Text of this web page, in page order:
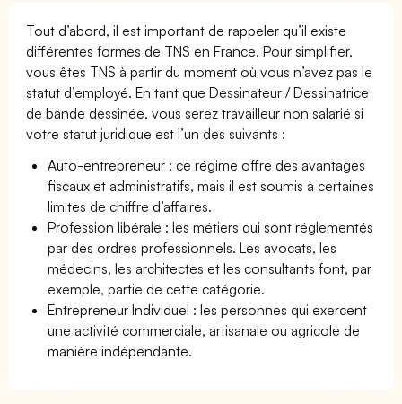
Tout d’abord, il est important de rappeler qu’il existe
différentes formes de TNS en France. Pour simplifier,
vous êtes TNS à partir du moment où vous n’avez pas le
statut d’employé. En tant que Dessinateur / Dessinatrice
de bande dessinée, vous serez travailleur non salarié si
votre statut juridique est l’un des suivants :
Auto-entrepreneur : ce régime offre des avantages
fiscaux et administratifs, mais il est soumis à certaines
limites de chiffre d’affaires.
Profession libérale : les métiers qui sont réglementés
par des ordres professionnels. Les avocats, les
médecins, les architectes et les consultants font, par
exemple, partie de cette catégorie.
Entrepreneur Individuel : les personnes qui exercent
une activité commerciale, artisanale ou agricole de
manière indépendante.